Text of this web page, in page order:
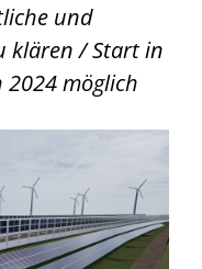
und
klären / Start in
möglich